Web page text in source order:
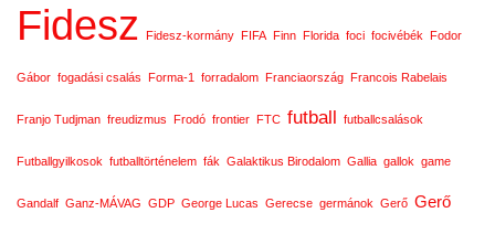
Fidesz Fidesz-kormány FIFA Finn Florida foci focivébék Fodor
Gábor fogadási csalás Forma-1 forradalom Franciaország Francois Rabelais
Franjo Tudjman freudizmus Frodó frontier FTC futball futballcsalások
Futballgyilkosok futballtörténelem fák Galaktikus Birodalom Gallia gallok game
Gandalf Ganz-MÁVAG GDP George Lucas Gerecse germánok Gerő Gerő